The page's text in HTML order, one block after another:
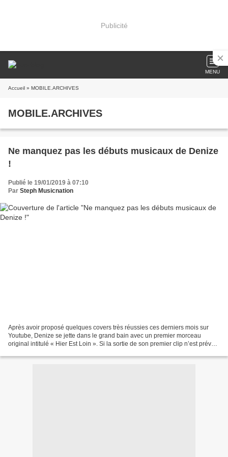
Publicité
MENU
Accueil » MOBILE.ARCHIVES
MOBILE.ARCHIVES
Ne manquez pas les débuts musicaux de Denize
!
Publié le 19/01/2019 à 07:10
Par Steph Musicnation
Après avoir proposé quelques covers très réussies ces derniers mois sur
Youtube, Denize se jette dans le grand bain avec un premier morceau
original intitulé « Hier Est Loin ». Si la sortie de son premier clip n’est prévue